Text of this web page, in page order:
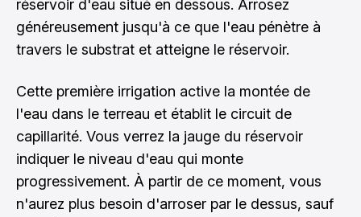
réservoir d'eau situé en dessous. Arrosez
généreusement jusqu'à ce que l'eau pénètre à
travers le substrat et atteigne le réservoir.
Cette première irrigation active la montée de
l'eau dans le terreau et établit le circuit de
capillarité. Vous verrez la jauge du réservoir
indiquer le niveau d'eau qui monte
progressivement. À partir de ce moment, vous
n'aurez plus besoin d'arroser par le dessus, sauf